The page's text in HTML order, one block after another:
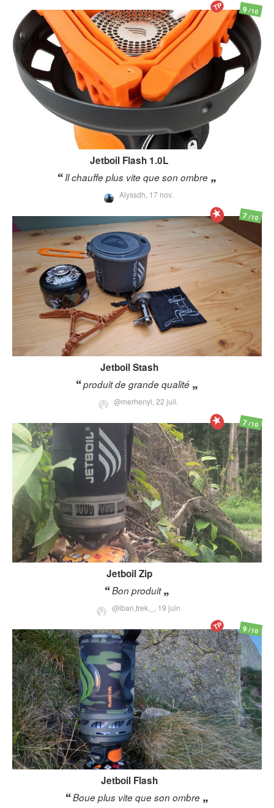
Jetboil Flash 1.0L
Il chauffe plus vite que son ombre
Alyssdh, 17 nov.
9/10
TP
Jetboil Stash
produit de grande qualité
@merhenyl, 22 juil.
7/10
Jetboil Zip
Bon produit
@lban,trek._, 19 juin
7/10
Jetboil Flash
Boue plus vite que son ombre
9/10
TP